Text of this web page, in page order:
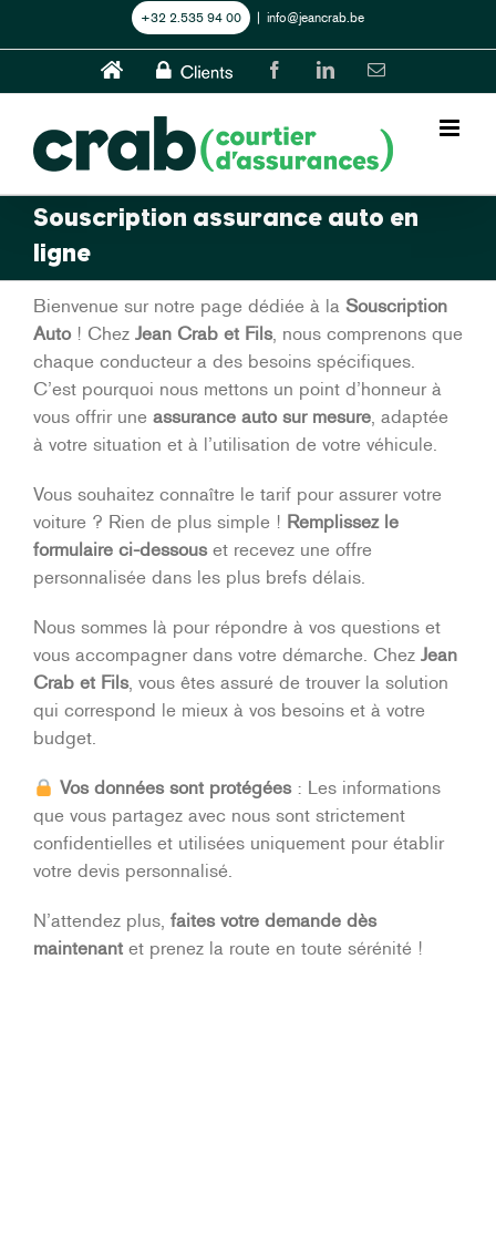
+32 2.535 94 00 info@jeancrab.be
Home CLIENTS FacebookLinkedInEmail
Souscription assurance auto en
ligne
Bienvenue sur notre page dédiée à la Souscription
Auto! Chez Jean Crab et Fils, nous comprenons que
chaque conducteur a des besoins spécifiques.
C’est pourquoi nous mettons un point d’honneur à
vous offrir une assurance auto sur mesure, adaptée
à votre situation et à l’utilisation de votre véhicule.
Vous souhaitez connaître le tarif pour assurer votre
voiture ? Rien de plus simple ! Remplissez le
formulaire ci-dessouset recevez une offre
personnalisée dans les plus brefs délais.
Nous sommes là pour répondre à vos questions et
vous accompagner dans votre démarche. Chez Jean
Crab et Fils, vous êtes assuré de trouver la solution
qui correspond le mieux à vos besoins et à votre
budget.
Vos données sont protégées: Les informations
que vous partagez avec nous sont strictement
confidentielles et utilisées uniquement pour établir
votre devis personnalisé.
N’attendez plus, faites votre demande dès
maintenant et prenez la route en toute sérénité !